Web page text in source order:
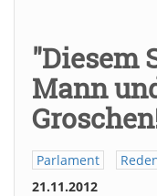
"Diesem
Mann
Parlament
21.11.2012